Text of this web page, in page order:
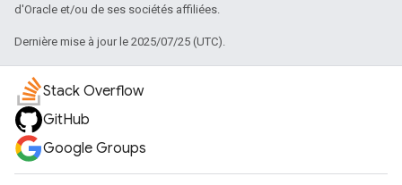
d'Oracle et/ou de ses sociétés affiliées.
Dernière mise à jour le 2025/07/25 (UTC).
Stack Overflow
GitHub
Google Groups